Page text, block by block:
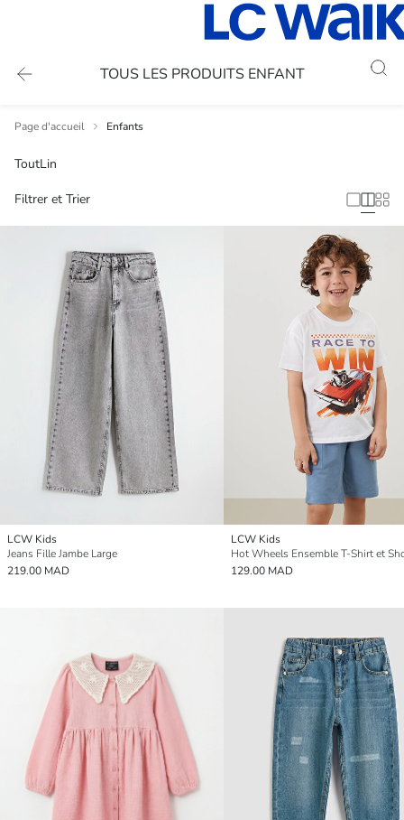
TOUS LES PRODUITS ENFANT
Page d'accueil Enfants
ToutLin
Filtrer et Trier
LCW Kids
Jeans Fille Jambe Large
219.00 MAD
LCW Kids
129.00 MAD